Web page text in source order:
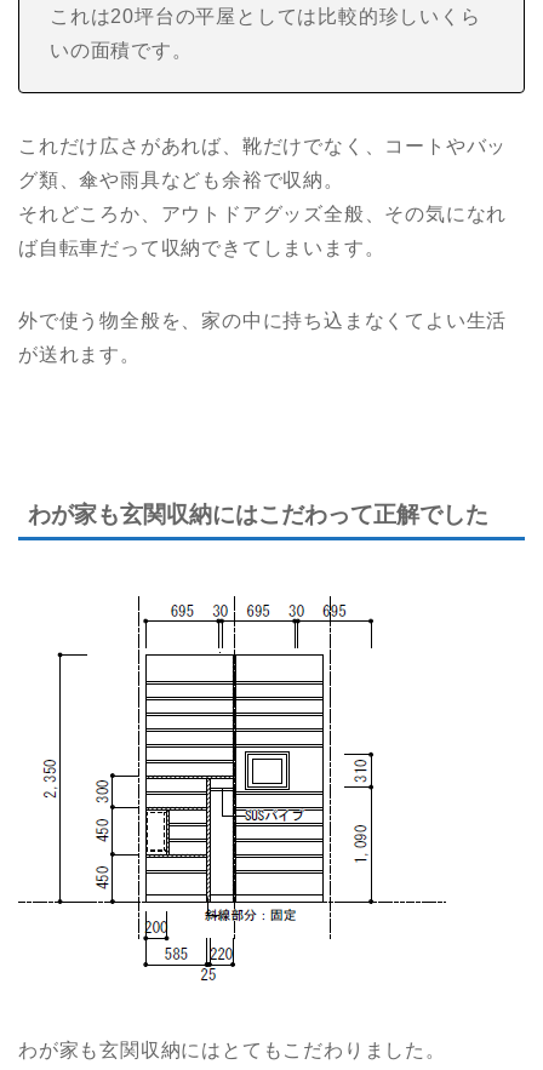
これは20坪台の平屋としては比較的珍しいくら
いの面積です。
これだけ広さがあれば、靴だけでなく、コートやバッ
グ類、傘や雨具なども余裕で収納。
それどころか、アウトドアグッズ全般、その気になれ
ば自転車だって収納できてしまいます。
外で使う物全般を、家の中に持ち込まなくてよい生活
が送れます。
わが家も玄関収納にはこだわって正解でした
わが家も玄関収納にはとてもこだわりました。